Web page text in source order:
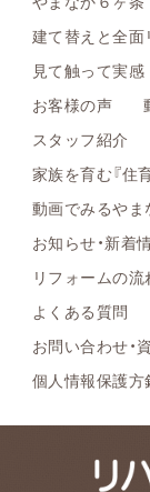
建て替えと全
見て触って実
お客様の声
スタッフ紹介
家族を育む『住
動画でみるやま
お知らせ・新着
リフォームの
よくある質問
お問い合わせ・
個人情報保護方